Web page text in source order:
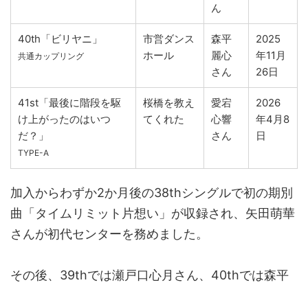
ん
40th「ビリヤニ」
共通カップリング
市営ダンス
ホール
森平
麗心
さん
2025
年11月
26日
41st「最後に階段を駆
け上がったのはいつ
だ？」
TYPE-A
桜橋を教え
てくれた
愛宕
心響
さん
2026
年4月8
日
加入からわずか2か月後の38thシングルで初の期別
曲「タイムリミット片想い」が収録され、矢田萌華
さんが初代センターを務めました。
その後、39thでは瀬戸口心月さん、40thでは森平